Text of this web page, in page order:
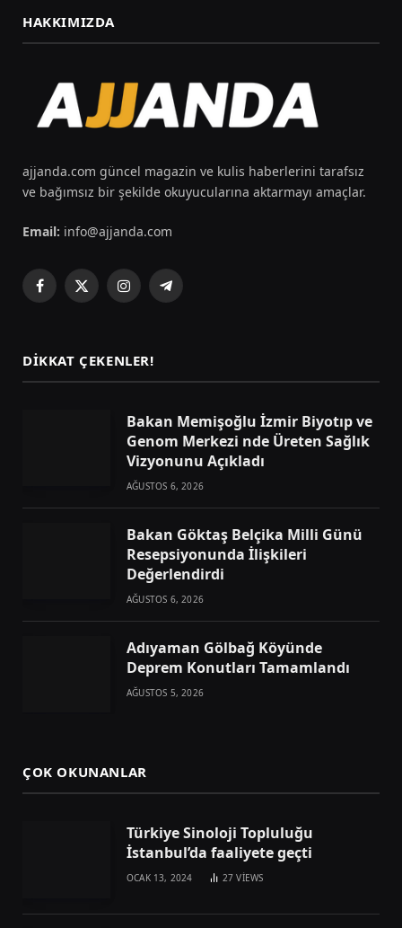
HAKKIMIZDA
ajjanda.com güncel magazin ve kulis haberlerini tarafsız
ve bağımsız bir şekilde okuyucularına aktarmayı amaçlar.
Email: info@ajjanda.com
Facebook
X
InstagramTelegram
DIKKAT ÇEKENLER!
Bakan Memişoğlu İzmir Biyotıp ve
Genom Merkezi nde Üreten Sağlık
Vizyonunu Açıkladı
AĞUSTOS 6, 2026
Bakan Göktaş Belçika Milli Günü
Resepsiyonunda İlişkileri
Değerlendirdi
AĞUSTOS 6, 2026
Adıyaman Gölbağ Köyünde
Deprem Konutları Tamamlandı
AĞUSTOS 5, 2026
ÇOK OKUNANLAR
Türkiye Sinoloji Topluluğu
İstanbul’da faaliyete geçti
OCAK 13, 2024 27VIEWS